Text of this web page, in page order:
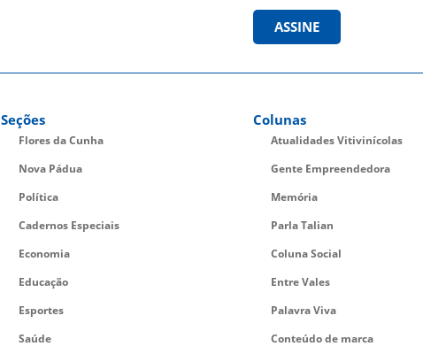
ASSINE
Seções
Flores da Cunha
Nova Pádua
Política
Cadernos Especiais
Economia
Educação
Esportes
Saúde
Colunas
Atualidades Vitivinícolas
Gente Empreendedora
Memória
Parla Talian
Coluna Social
Entre Vales
Palavra Viva
Conteúdo de marca